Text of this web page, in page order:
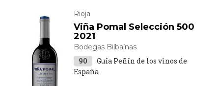
Rioja
Viña Pomal Selección 500
2021
Bodegas Bilbaínas
90
Guía Peñín de los vinos de
España